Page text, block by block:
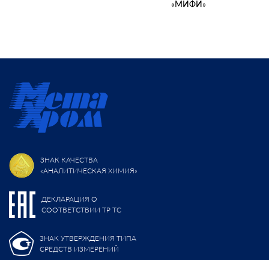
«МИФИ»
ЗНАК КАЧЕСТВА
«АНАЛИТИЧЕСКАЯ ХИМИЯ»
ДЕКЛАРАЦИЯ О
СООТВЕТСТВИИ ТР ТС
ЗНАК УТВЕРЖДЕНИЯ ТИПА
СРЕДСТВ ИЗМЕРЕНИЙ